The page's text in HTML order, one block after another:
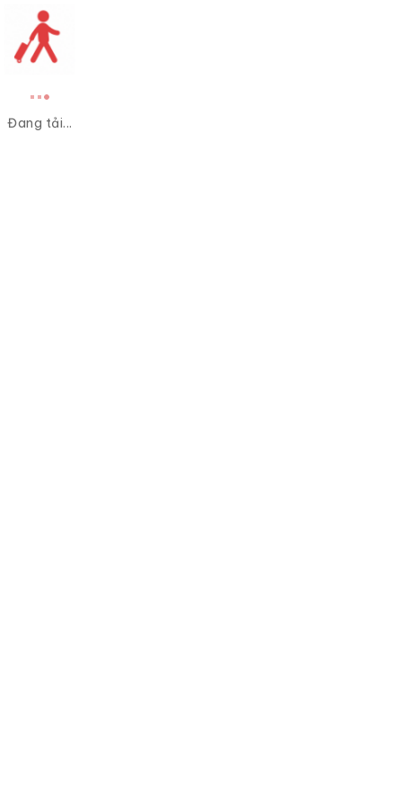
Đang tải...